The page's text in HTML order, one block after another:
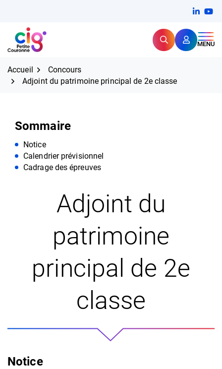
contenu
CIG Petite Couronne RechercherMENU
Expertise et proximité pour
Accueil
Concours
Adjoint du patrimoine principal de 2e classe
Sommaire
Notice
Calendrier prévisionnel
Cadrage des épreuves
Adjoint du
patrimoine
principal de 2e
classe
Notice